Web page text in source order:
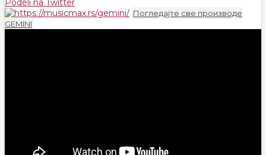
Podeli na Twitter
Погледајте све производе
GEMINI